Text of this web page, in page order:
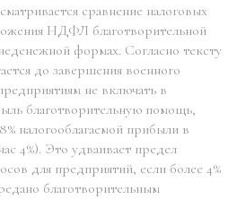
сравнение налоговых
НДФЛ благотворительной
формах. Согласно тексту
до завершения военного
не включать в
благотворительную помощь,
налогооблагаемой прибыли в
4%). Это удваивает предел
для предприятий, если более 4%
благотворительным